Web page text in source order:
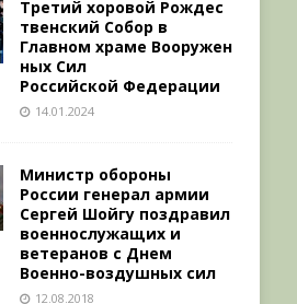
Третий хоровой Рождес
твенский Собор в
Главном храме Вооружен
ных Сил
Российской Федерации
14.01.2024
Министр обороны
России генерал армии
Сергей Шойгу поздравил
военнослужащих и
ветеранов с Днем
Военно-воздушных сил
12.08.2018